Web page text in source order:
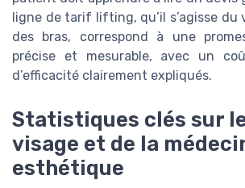
ligne de tarif lifting, qu’il s’agisse du
des bras, correspond à une
précise et mesurable, avec un
d’efficacité clairement expliqués.
Statistiques clés sur
visage et de la
esthétique